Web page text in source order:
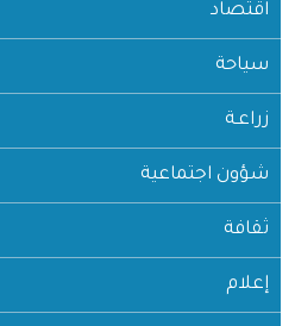
اقتصاد
سياحة
زراعـة
شؤون اجتماعية
ثقافة
إعلام